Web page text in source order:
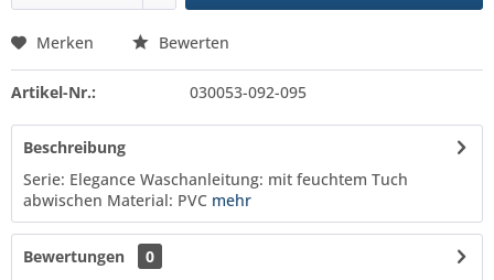
Merken Bewerten
Artikel-Nr.: 030053-092-095
Beschreibung
Serie: Elegance Waschanleitung: mit feuchtem Tuch
abwischen Material: PVC mehr
Bewertungen
0